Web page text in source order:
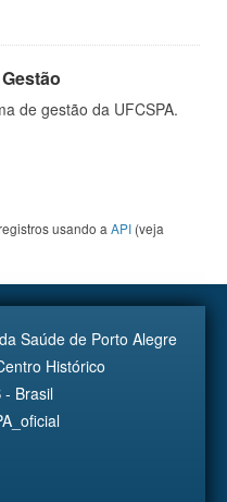
de gestão da UFCSPA.
usando a API (veja
Saúde de Porto Alegre
Histórico
- Brasil